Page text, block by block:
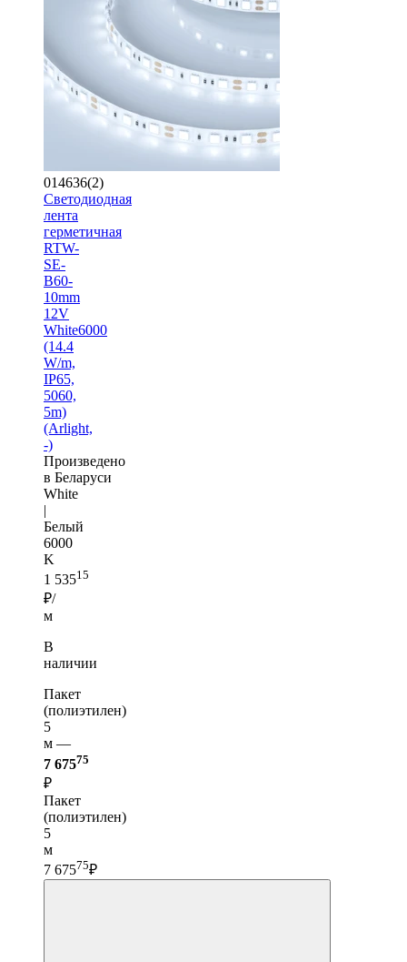
014636(2)
Светодиодная
лента
герметичная
RTW-
SE-
B60-
10mm
12V
White6000
(14.4
W/m,
IP65,
5060,
5m)
(Arlight,
-)
Произведено
в Беларуси
White
|
Белый
6000
K
1 53515
₽/
м
В
наличии
Пакет
(полиэтилен)
5
м —
7 67575
₽
Пакет
(полиэтилен)
5
м
7 67575₽